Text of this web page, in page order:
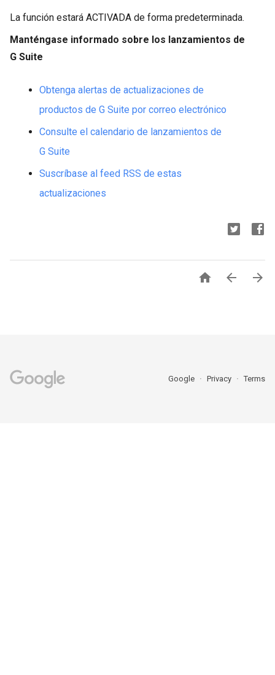
La función estará ACTIVADA de forma predeterminada.
Manténgase informado sobre los lanzamientos de
G Suite
Obtenga alertas de actualizaciones de
productos de G Suite por correo electrónico
Consulte el calendario de lanzamientos de
G Suite
Suscríbase al feed RSS de estas
actualizaciones
  
Google Privacy Terms